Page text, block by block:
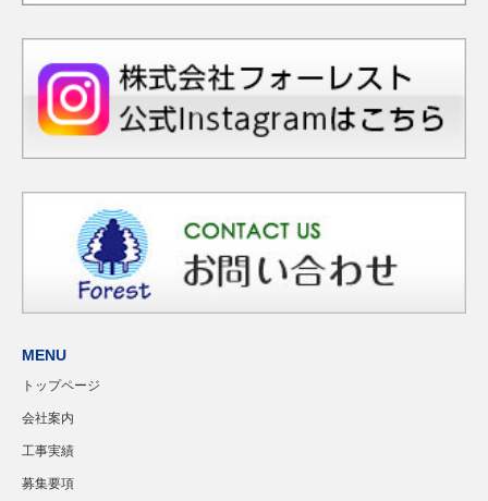
MENU
トップページ
会社案内
工事実績
募集要項